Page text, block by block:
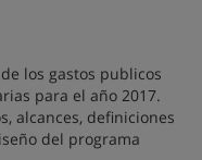
los gastos publicos
para el año 2017.
alcances, definiciones
del programa